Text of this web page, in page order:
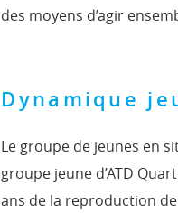
des moyens d’agir
Dynamique
Le groupe de jeunes en
groupe jeune d’ATD
ans de la reproduction